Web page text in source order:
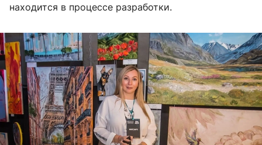
находится в процессе разработки.